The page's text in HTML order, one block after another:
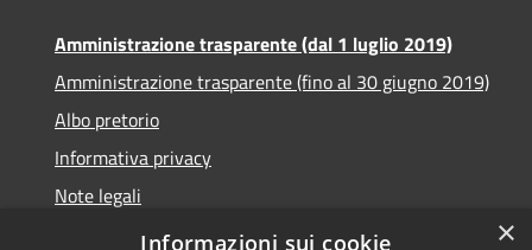
Amministrazione trasparente (dal 1 luglio 2019)
Amministrazione trasparente (fino al 30 giugno 2019)
Albo pretorio
Informativa privacy
Note legali
Dichiarazione di accessibilità
×
Informazioni sui cookie